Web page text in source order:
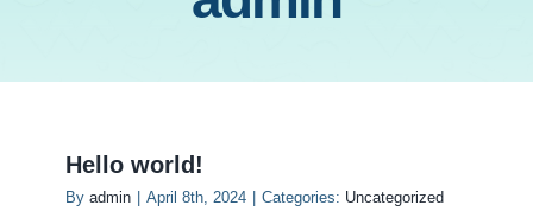
Hello world!
By admin April 8th, 2024 Categories: Uncategorized